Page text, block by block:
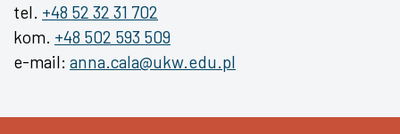
tel. +48 52 32 31 702
kom. +48 502 593 509
e-mail: anna.cala@ukw.edu.pl